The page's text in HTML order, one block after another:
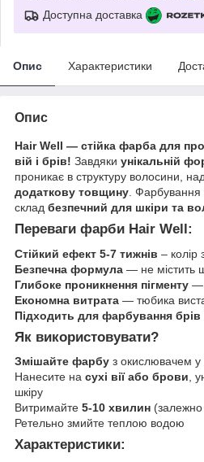
Доступна доставка
Опис Характеристики
Опис
Hair Well — стійка фарба для
вій і брів! Завдяки унікальній
проникає в структуру волосини,
додаткову товщину . Фарбування
склад безпечний для шкіри та
Переваги фарби Hair Well:
Стійкий ефект 5-7 тижнів – колір
Безпечна формула — не містить
Глибоке проникнення пігменту —
Економна витрата — тюбика
Підходить для фарбування брів
Як використовувати?
Змішайте фарбу з окислювачем у
Нанесите на сухі вії або брови,
шкіру
Витримайте 5-10 хвилин (залежно
Ретельно змийте теплою водою
Характеристики: